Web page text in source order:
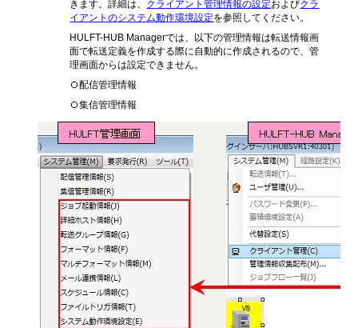
きます。詳細は、 クライアント管理情報の設定およびクラ
イアントのシステム動作環境設定を参照してください。
HULFT-HUB Managerでは、以下の管理情報は転送情報画
面で転送定義を作成する際に自動的に作成されるので、管
理画面からは設定できません。
配信管理情報
集信管理情報